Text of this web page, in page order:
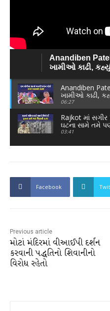
Anandiben
ખામીઓ કાઢી,
Anandiben
ખામીઓ કાઢી,
06:27
Rajkot માં સગીર
ઘટના સામે તમે
03:41
Facebook
Previous article
મોટાં મંદિરમાં વીઆઈપી દર્શન
કરવાની પદ્ધતિનો શિવાનીનો
વિરોધ રહેતો